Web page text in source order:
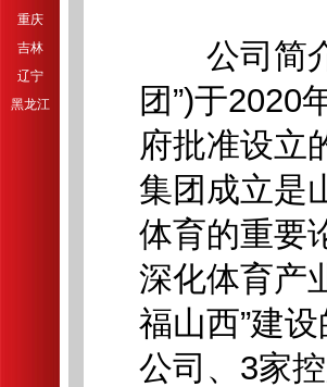
重庆
吉林
辽宁
黑龙江
公司简介
团”)于2020
府批准设立
集团成立是
体育的重要
深化体育产
福山西”建
公司、3家